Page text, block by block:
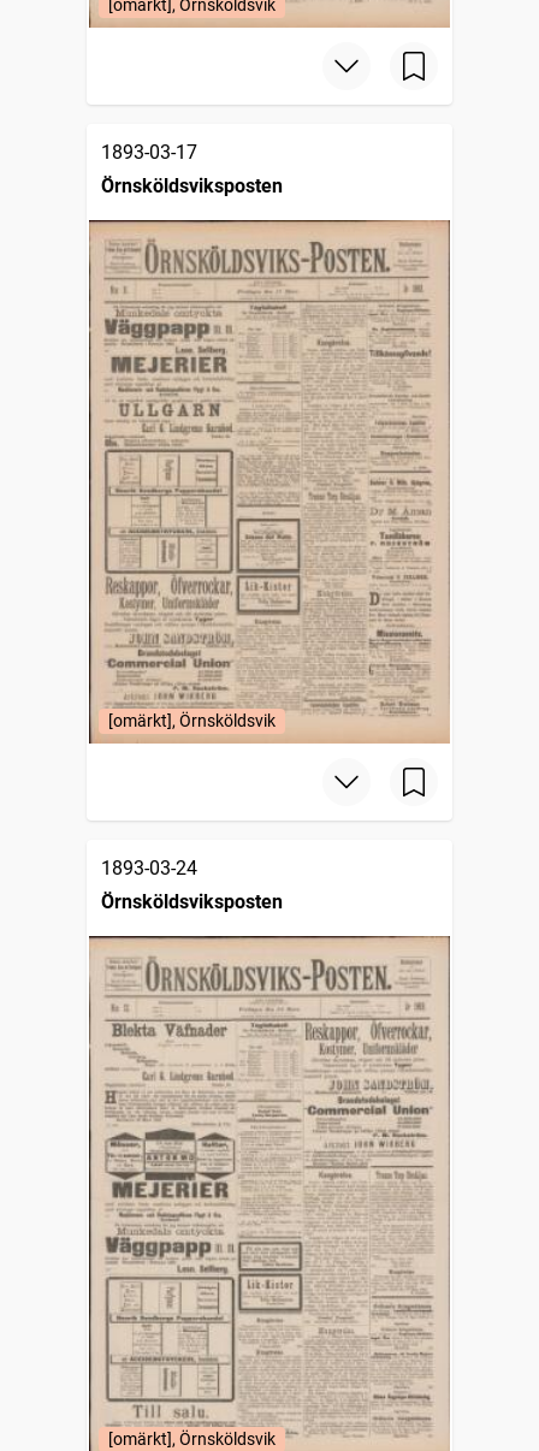
[omärkt], Örnsköldsvik
1893-03-17
Örnsköldsviksposten
[omärkt], Örnsköldsvik
1893-03-24
Örnsköldsviksposten
[omärkt], Örnsköldsvik